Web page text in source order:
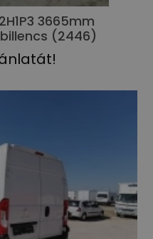
3665mm
(2446)